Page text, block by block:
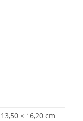
13,50 × 16,20 cm